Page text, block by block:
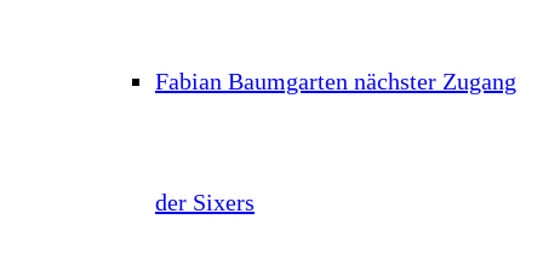
Fabian Baumgarten nächster Zugang
der Sixers